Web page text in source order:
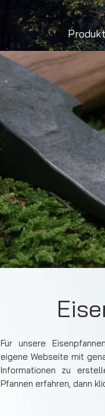
Für unsere
eigene Webseite mit
Informationen zu
Pfannen erfahren, dann